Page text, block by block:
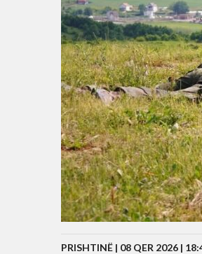
PRISHTINË | 08 QER 2026 |